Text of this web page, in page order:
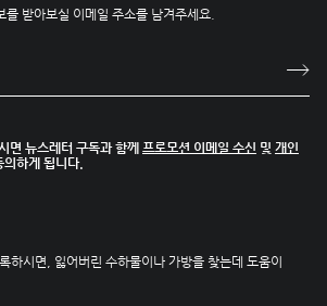
받아보실 이메일 주소를 남겨주세요.
면 뉴스레터 구독과 함께 프로모션 이메일 수신 및 개인
의하게 됩니다.
하시면, 잃어버린 수하물이나 가방을 찾는데 도움이